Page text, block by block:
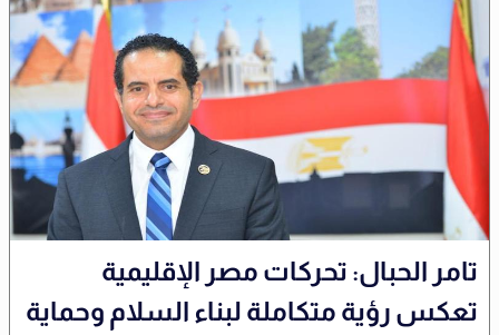
تامر الحبال: تحركات مصر الإقليمية
تعكس رؤية متكاملة لبناء السلام وحماية